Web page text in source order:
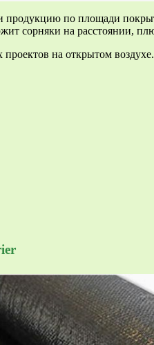
по площади
сорняки на расстоянии,
на открытом воздухе.